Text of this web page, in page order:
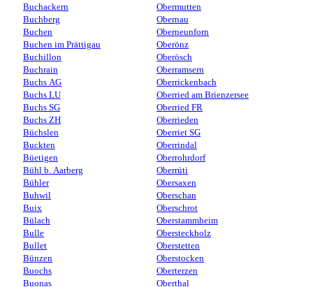
Buchackern
Buchberg
Buchen
Buchen im Prättigau
Buchillon
Buchrain
Buchs AG
Buchs LU
Buchs SG
Buchs ZH
Büchslen
Buckten
Büetigen
Bühl b. Aarberg
Bühler
Buhwil
Buix
Bülach
Bulle
Bullet
Bünzen
Buochs
Buonas
Obermutten
Obernau
Oberneunforn
Oberönz
Oberösch
Oberramsern
Oberrickenbach
Oberried am Brienzersee
Oberried FR
Oberrieden
Oberriet SG
Oberrindal
Oberrohrdorf
Oberrüti
Obersaxen
Oberschan
Oberschrot
Oberstammheim
Obersteckholz
Oberstetten
Oberstocken
Oberterzen
Oberthal